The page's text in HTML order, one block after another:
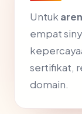
Untuk
empat
sertifikat,
domain.